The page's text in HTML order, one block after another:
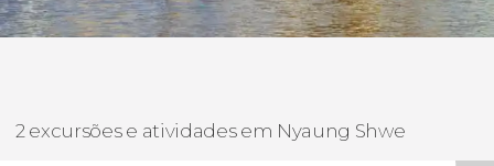
2 excursões e atividades em Nyaung Shwe